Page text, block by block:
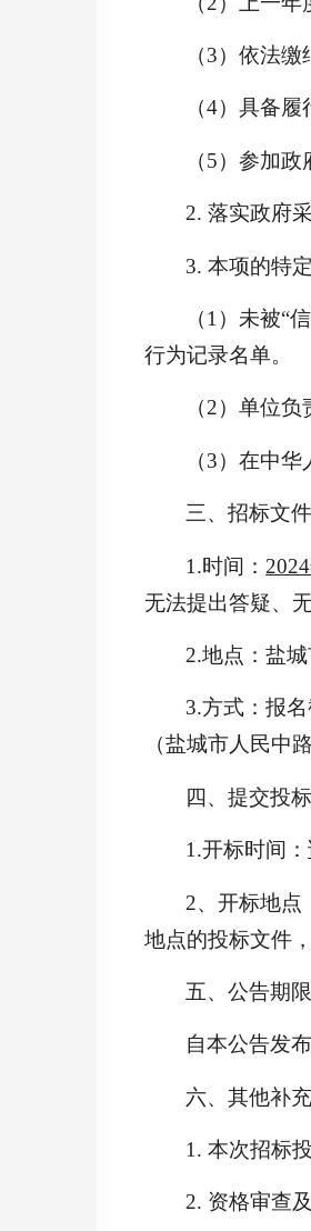
（3）依法缴
（4）具备履
（5）参加政
2. 落实政府
3. 本项的特
（1）未被“
行为记录名单。
（2）单位负
（3）在中华
三、招标文
1.时间：
无法提出答疑、
2.地点：盐
3.方式：报
（盐城市人民中路
四、提交投
1.开标时间：
2、开标地点
地点的投标文件
五、公告期限
自本公告发
六、其他补
1. 本次招标
2. 资格审查